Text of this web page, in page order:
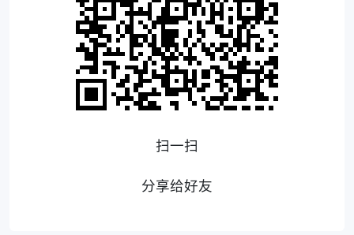
扫一扫
分享给好友